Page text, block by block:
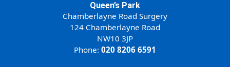
Queen’s Park
Chamberlayne Road Surgery
124 Chamberlayne Road
NW10 3JP
Phone: 020 8206 6591